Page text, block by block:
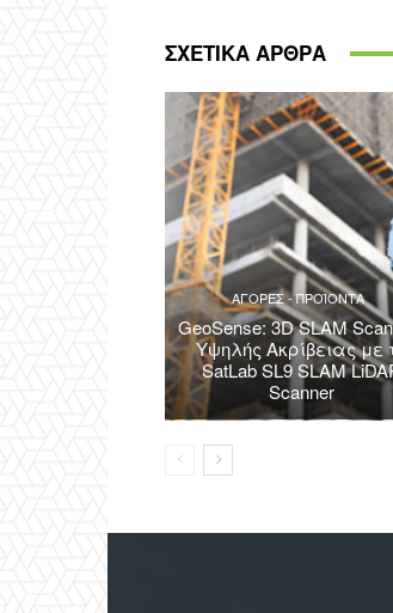
ΣΧΕΤΙΚΑ ΑΡΘΡΑ
ΑΓΟΡΕΣ - ΠΡΟΪΟΝΤΑ
GeoSense: 3D SLAM
Υψηλής Ακρίβειας με
SatLab SL9 SLAM
Scanner